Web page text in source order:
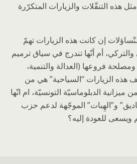
هذه التنقّلات والزيارات المتكرّرة
إن كانت هذه الزيارات تهمّ
أم أنّها تندرج في سياق ترميم
فروعها (العدالة والتنمية،
هذه الزيارات “السياحية” هي من
ميزانية الدبلوماسيّة التونسيّة، ام انّها
و”الهِبات” الموجّهة لدعم حزب
للعودة إليه؟